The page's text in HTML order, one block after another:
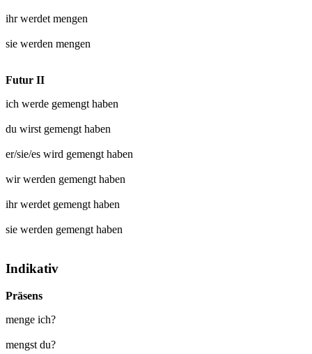
ihr werdet mengen
sie werden mengen
Futur II
ich werde gemengt haben
du wirst gemengt haben
er/sie/es wird gemengt haben
wir werden gemengt haben
ihr werdet gemengt haben
sie werden gemengt haben
Indikativ
Präsens
menge ich?
mengst du?